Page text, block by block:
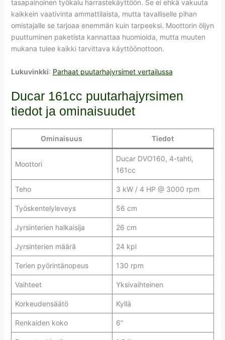
tasapainoinen työkalu harrastekäyttöön. Se ei ehkä vakuuta
kaikkein vaativinta ammattilaista, mutta tavalliselle pihan
omistajalle se tarjoaa enemmän kuin tarpeeksi. Moottorin öljyn
puuttuminen paketista kannattaa huomioida, mutta muuten
mukana tulee kaikki tarvittava käyttöönottoon.
Lukuvinkki: Parhaat puutarhajyrsimet vertailussa
Ducar 161cc puutarhajyrsimen
tiedot ja ominaisuudet
Ominaisuus Tiedot
Moottori
Ducar DVO160, 4-tahti,
161cc
Teho 3 kW / 4 HP @ 3000 rpm
Työskentelyleveys 56 cm
Jyrsinterien halkaisija 26 cm
Jyrsinterien määrä 24 kpl
Terien pyörintänopeus 130 rpm
Vaihteet Yksivaihteinen
Korkeudensäätö Kyllä
Renkaiden koko 6”